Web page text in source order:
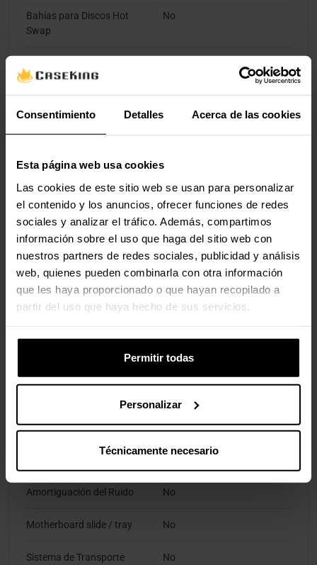
Consentimiento Detalles Acerca de las cookies
Esta página web usa cookies
Las cookies de este sitio web se usan para personalizar
el contenido y los anuncios, ofrecer funciones de redes
sociales y analizar el tráfico. Además, compartimos
información sobre el uso que haga del sitio web con
nuestros partners de redes sociales, publicidad y análisis
web, quienes pueden combinarla con otra información
que les haya proporcionado o que hayan recopilado a
partir del uso que haya hecho de sus servicios.
Permitir todas
Personalizar
Técnicamente necesario
Bahías para Discos Hot
Swap
No
Puertas Externas
E/S frontal – Puertos USB
3,5 mm, 4 pines, TRRS)
Características de la Caja
Panel lateral
Soporte Vertical para GPU No
Organización de Cables No
Amortiguación del Ruido No
Motherboard slide / tray No
Sistema de Transporte No